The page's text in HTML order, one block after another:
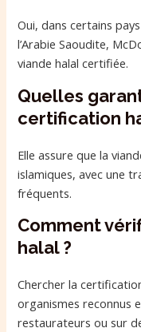
Oui, dans certains
l’Arabie Saoudite,
viande halal certifiée.
Quelles
certification
Elle assure que la
islamiques, avec une
fréquents.
Comment
halal ?
Chercher la
organismes reconnus
restaurateurs ou sur